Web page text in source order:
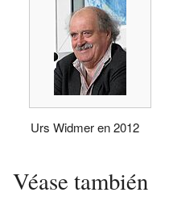
Urs Widmer en 2012
Véase también